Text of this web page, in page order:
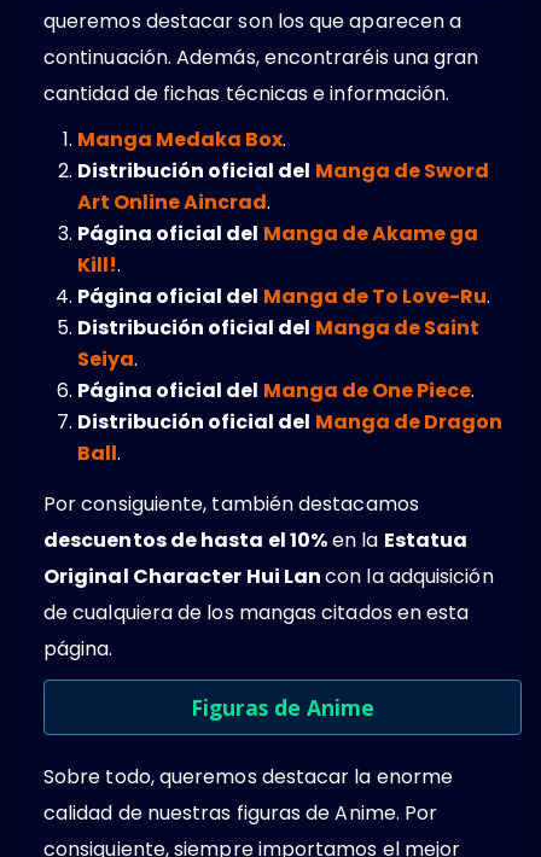
queremos destacar son los que aparecen a
continuación. Además, encontraréis una gran
cantidad de fichas técnicas e información.
Manga Medaka Box.
Distribución oficial del Manga de Sword
Art Online Aincrad.
Página oficial del Manga de Akame ga
Kill!.
Página oficial del Manga de To Love-Ru.
Distribución oficial del Manga de Saint
Seiya.
Página oficial del Manga de One Piece.
Distribución oficial del Manga de Dragon
Ball.
Por consiguiente, también destacamos
descuentos de hasta el 10%en la Estatua
Original Character Hui Lancon la adquisición
de cualquiera de los mangas citados en esta
página.
Figuras de Anime
Sobre todo, queremos destacar la enorme
calidad de nuestras figuras de Anime. Por
consiguiente, siempre importamos el mejor